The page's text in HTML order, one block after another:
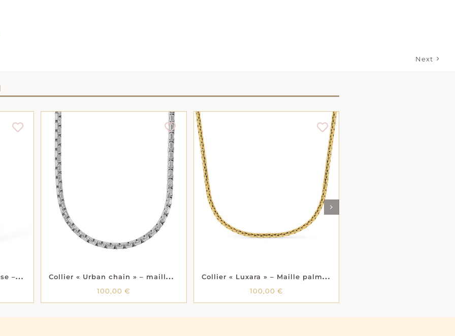
Next
C
ollier « Télya » – Laque rose – Argent rhodié C
ollier « Urban chain » – maille forçat large – Acier
100,00€
C
ollier « Luxara » – Maille palmier – Plaqué or
100,00 €